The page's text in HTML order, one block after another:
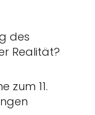
des
Realität?
zum 11.